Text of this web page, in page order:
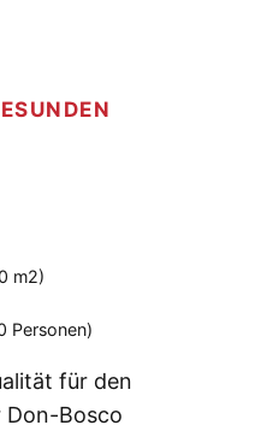
m2)
Personen)
für den
Don-Bosco